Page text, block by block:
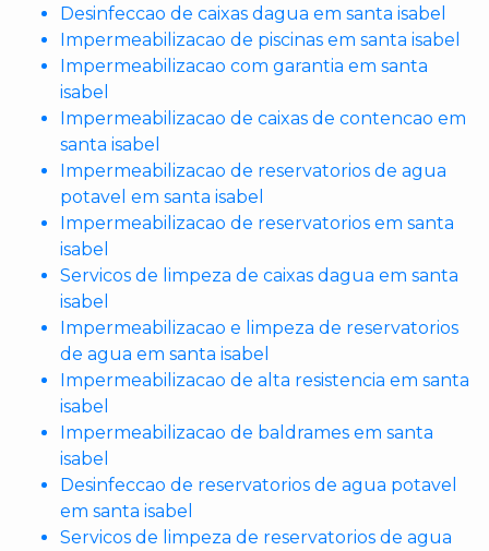
Desinfeccao de caixas dagua em santa isabel
Impermeabilizacao de piscinas em santa isabel
Impermeabilizacao com garantia em santa
isabel
Impermeabilizacao de caixas de contencao em
santa isabel
Impermeabilizacao de reservatorios de agua
potavel em santa isabel
Impermeabilizacao de reservatorios em santa
isabel
Servicos de limpeza de caixas dagua em santa
isabel
Impermeabilizacao e limpeza de reservatorios
de agua em santa isabel
Impermeabilizacao de alta resistencia em santa
isabel
Impermeabilizacao de baldrames em santa
isabel
Desinfeccao de reservatorios de agua potavel
em santa isabel
Servicos de limpeza de reservatorios de agua